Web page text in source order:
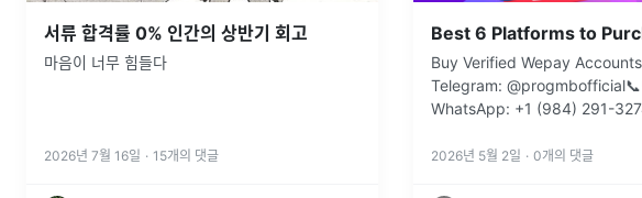
서류 합격률 0% 인간의 상반기 회고
마음이 너무 힘들다
2026년 7월 16일 · 15개의 댓글
Buy Verified Wepay
Telegram:
WhatsApp: +1 (984) 291-
Visit...
2026년 5월 2일 · 0개의 댓글